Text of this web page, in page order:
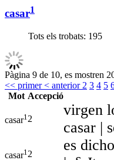
casar1
Tots els trobats: 195
Pàgina 9 de 10, es mostren
<< primer< anterior 2 3 4 5
Mot Accepció
casar1 2
virgen
casar |
casar1 2
es